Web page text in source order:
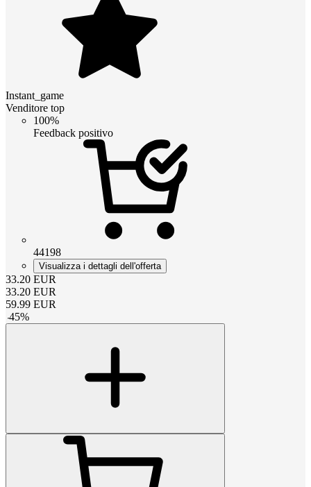
Instant_game
Venditore top
100%
Feedback positivo
44198
Visualizza i dettagli dell'offerta
33.20 EUR
33.20 EUR
59.99 EUR
-45%